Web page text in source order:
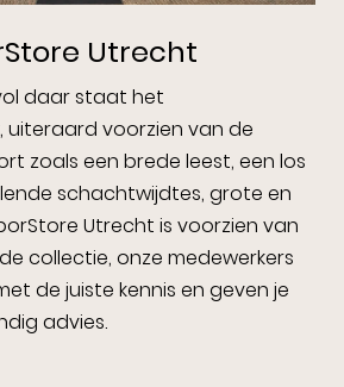
Utrecht
daar staat het
uiteraard voorzien van de
zoals een brede leest, een los
schachtwijdtes, grote en
Utrecht is voorzien van
collectie, onze medewerkers
de juiste kennis en geven je
advies.